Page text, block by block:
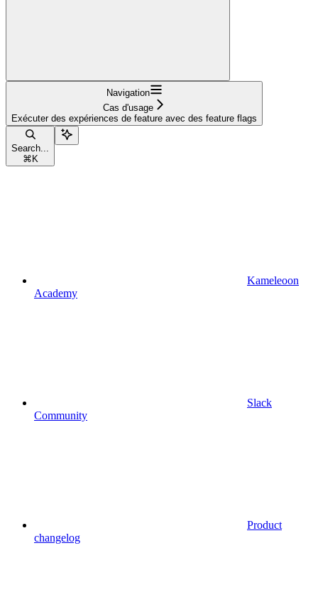
Navigation
Cas d'usage
Exécuter des expériences de feature avec des feature flags
Search...
⌘ K
Kameleoon
Academy
Slack
Community
Product
changelog